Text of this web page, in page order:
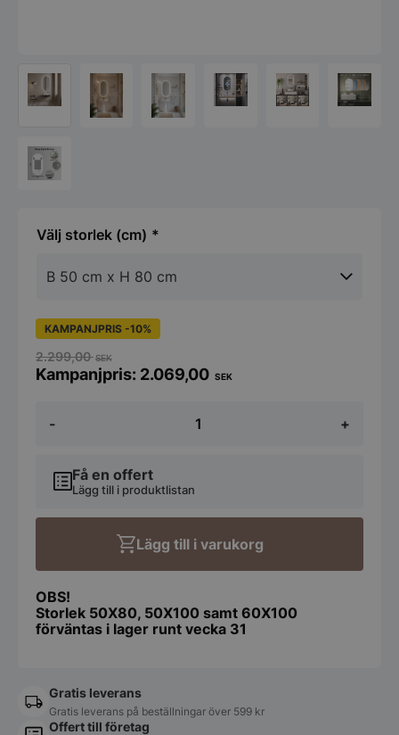
storlek (cm)
-
badrumsspegel
LED-
-
Touchsensor
Antidim
+
KAMPANJPRIS -10%
2.299,00SEK
2.069,00 SEK
Få en offert
Lägg till i produktlistan
Lägg till i varukorg
OBS!
Storlek 50X80, 50X100 samt 60X100
förväntas i lager runt vecka 31
Gratis leverans
Gratis leverans på beställningar över 599 kr
Offert till företag